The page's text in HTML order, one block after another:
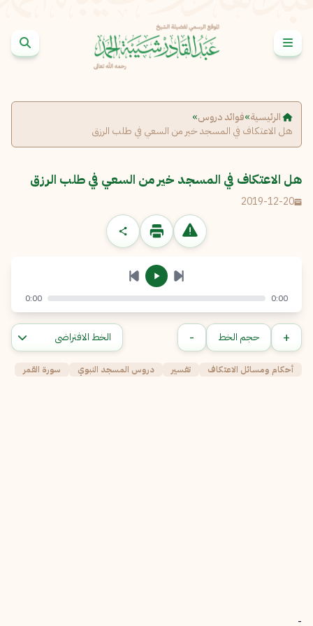
الرئيسية»فوائد دروس»
هل الاعتكاف في المسجد خير من السعي في طلب الرزق
هل الاعتكاف في المسجد خير من السعي في طلب الرزق
2019-12-20
الإبلاغ عن مشكلة
البريد الإلكتروني*
الرسالة
إرسال إلغاء
نسخ
0:00
0:00
+ حجم الخط -
أحكام ومسائل الاعتكاف تفسير دروس المسجد النبوي سورة القمر
-